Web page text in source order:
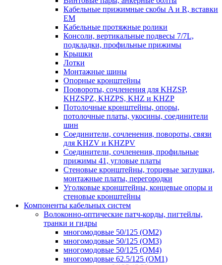
Кабельные прижимные скобы A и R, вставки
EM
Кабельные протяжные ролики
Консоли, вертикальные подвесы 7/7L,
подкладки, профильные прижимы
Крышки
Лотки
Монтажные шины
Опорные кронштейны
Поовороты, сочленения для KHZSP,
KHZSPZ, KHZPS, KHZ и KHZP
Потолочные кронштейны, опоры,
потолочные платы, укосины, соединители
шин
Соединители, сочленения, повороты, связи
для KHZV и KHZPV
Соединители, сочленения, профильные
прижимы 41, угловые платы
Стеновые кронштейны, торцевые заглушки,
монтажные платы, перегородки
Уголковые кронштейны, концевые опоры и
стеновые кронштейны
Компоненты кабельных систем
Волоконно-оптические патч-корды, пигтейлы,
транки и гидры
многомодовые 50/125 (OM2)
многомодовые 50/125 (OM3)
многомодовые 50/125 (OM4)
многомодовые 62.5/125 (OM1)